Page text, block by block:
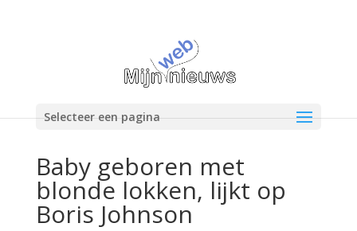
Selecteer een pagina
Baby geboren met
blonde lokken, lijkt op
Boris Johnson